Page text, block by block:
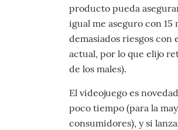
producto pueda
igual me aseguro con
demasiados riesgos con
actual, por lo que elijo
de los males).
El videojuego es
poco tiempo (para la
consumidores), y si